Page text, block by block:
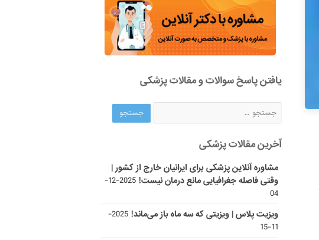
یافتن پاسخ سوالات و مقالات پزشکی
آخرین مقالات پزشکی
مشاوره آنلاین پزشکی برای ایرانیان خارج از کشور |
وقتی فاصله جغرافیایی مانع درمان نیست!
2025-12-
04
ویزیت پلاس | ویزیتی که سه ماه باز می‌ماند!
2025-
11-15